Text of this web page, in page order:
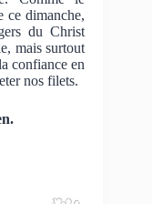
ce dimanche,
du Christ
mais surtout
confiance en
nos filets.